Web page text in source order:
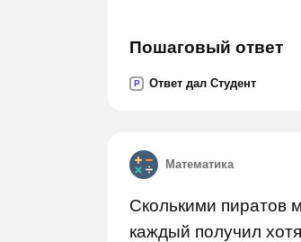
Пошаговый ответ
P Ответ дал Студент
Математика
Сколькими пиратов
каждый получил